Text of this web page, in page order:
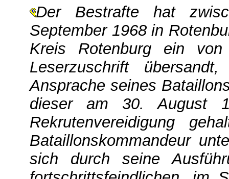
Der Bestrafte hat
September 1968 in
Kreis Rotenburg ein
Leserzuschrift
Ansprache seines
dieser am 30. August
Rekrutenvereidigung
Bataillonskommandeur
sich durch seine